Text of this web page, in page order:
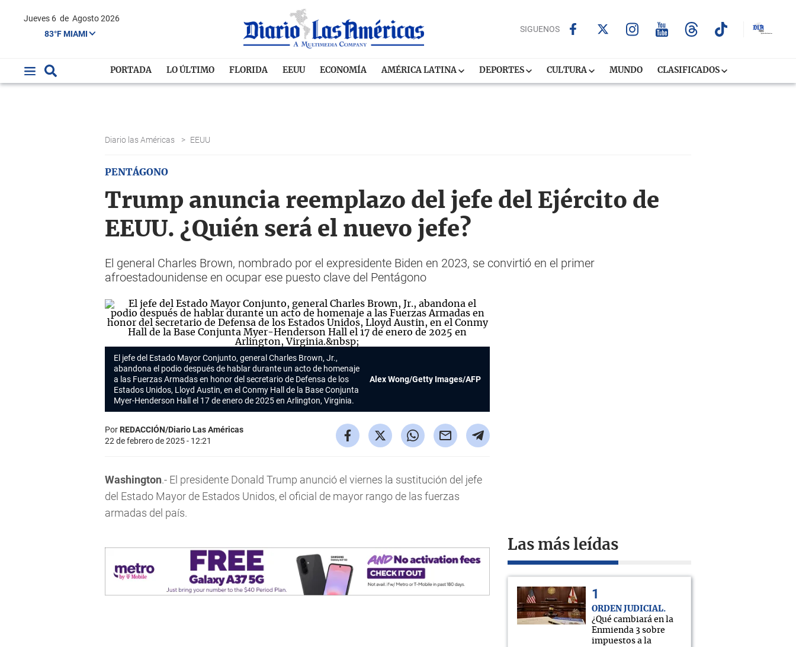
Jueves 6 de Agosto 2026
83°F MIAMI
SIGUENOS
PORTADA LO ÚLTIMO FLORIDA EEUU ECONOMÍA AMÉRICA LATINA DEPORTES CULTURA MUNDO CLASIFICADOS
Diario las Américas > EEUU
PENTÁGONO
Trump anuncia reemplazo del jefe del Ejército de
EEUU. ¿Quién será el nuevo jefe?
El general Charles Brown, nombrado por el expresidente Biden en 2023, se convirtió en el primer
afroestadounidense en ocupar ese puesto clave del Pentágono
El jefe del Estado Mayor Conjunto, general Charles Brown, Jr.,
abandona el podio después de hablar durante un acto de homenaje
a las Fuerzas Armadas en honor del secretario de Defensa de los
Estados Unidos, Lloyd Austin, en el Conmy Hall de la Base Conjunta
Myer-Henderson Hall el 17 de enero de 2025 en Arlington, Virginia.
Alex Wong/Getty Images/AFP
PorREDACCIÓN/Diario Las Américas
22 de febrero de 2025 - 12:21
Washington.- El presidente Donald Trump anunció el viernes la sustitución del jefe
del Estado Mayor de Estados Unidos, el oficial de mayor rango de las fuerzas
armadas del país.
Las más leídas
ORDEN JUDICIAL
¿Qué cambiará en la
Enmienda 3 sobre
impuestos a la